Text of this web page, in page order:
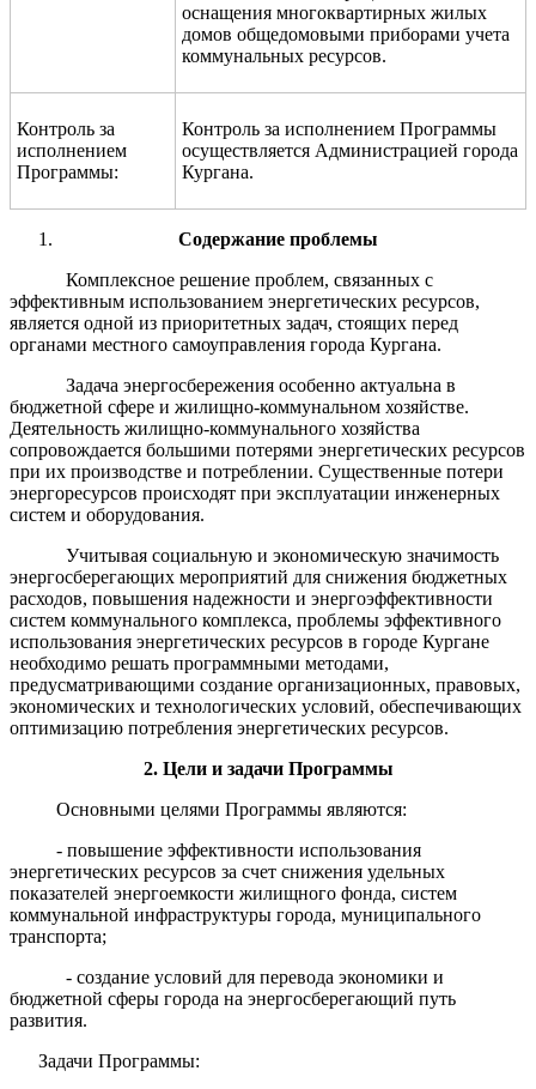
оснащения многоквартирных жилых
домов общедомовыми приборами учета
коммунальных ресурсов.
Контроль за
исполнением
Программы:
Контроль за исполнением Программы
осуществляется Администрацией города
Кургана.
Содержание проблемы
Комплексное решение проблем, связанных с
эффективным использованием энергетических ресурсов,
является одной из приоритетных задач, стоящих перед
органами местного самоуправления города Кургана.
Задача энергосбережения особенно актуальна в
бюджетной сфере и жилищно-коммунальном хозяйстве.
Деятельность жилищно-коммунального хозяйства
сопровождается большими потерями энергетических ресурсов
при их производстве и потреблении. Существенные потери
энергоресурсов происходят при эксплуатации инженерных
систем и оборудования.
Учитывая социальную и экономическую значимость
энергосберегающих мероприятий для снижения бюджетных
расходов, повышения надежности и энергоэффективности
систем коммунального комплекса, проблемы эффективного
использования энергетических ресурсов в городе Кургане
необходимо решать программными методами,
предусматривающими создание организационных, правовых,
экономических и технологических условий, обеспечивающих
оптимизацию потребления энергетических ресурсов.
2. Цели и задачи Программы
Основными целями Программы являются:
- повышение эффективности использования
энергетических ресурсов за счет снижения удельных
показателей энергоемкости жилищного фонда, систем
коммунальной инфраструктуры города, муниципального
транспорта;
- создание условий для перевода экономики и
бюджетной сферы города на энергосберегающий путь
развития.
Задачи Программы: